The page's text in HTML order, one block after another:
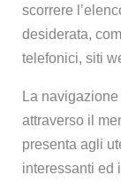
scorrere
desiderata,
telefonici, siti
La
attraverso il
presenta agli
interessanti ed